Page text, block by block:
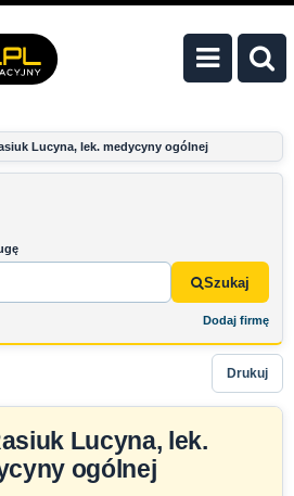
Lucyna, lek. medycyny ogólnej
Szukaj
Dodaj firmę
Drukuj
Lucyna, lek.
ogólnej